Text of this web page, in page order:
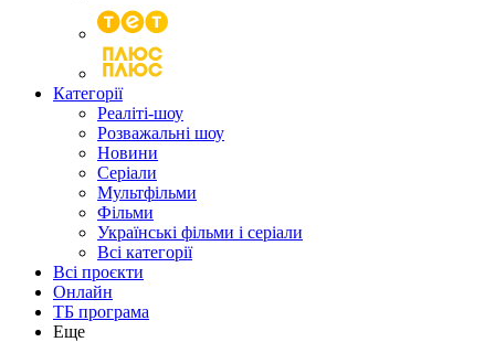
Категорії
Реаліті-шоу
Розважальні шоу
Новини
Серіали
Мультфільми
Фільми
Українські фільми і серіали
Всі категорії
Всі проєкти
Онлайн
ТБ програма
Еще